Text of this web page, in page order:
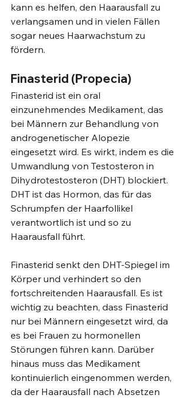
kann es helfen, den Haarausfall zu
verlangsamen und in vielen Fällen
sogar neues Haarwachstum zu
fördern.
Finasterid (Propecia)
Finasterid ist ein oral
einzunehmendes Medikament, das
bei Männern zur Behandlung von
androgenetischer Alopezie
eingesetzt wird. Es wirkt, indem es die
Umwandlung von Testosteron in
Dihydrotestosteron (DHT) blockiert.
DHT ist das Hormon, das für das
Schrumpfen der Haarfollikel
verantwortlich ist und so zu
Haarausfall führt.
Finasterid senkt den DHT-Spiegel im
Körper und verhindert so den
fortschreitenden Haarausfall. Es ist
wichtig zu beachten, dass Finasterid
nur bei Männern eingesetzt wird, da
es bei Frauen zu hormonellen
Störungen führen kann. Darüber
hinaus muss das Medikament
kontinuierlich eingenommen werden,
da der Haarausfall nach Absetzen